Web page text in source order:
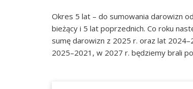
Okres 5 lat – do sumowania darowizn
bieżący i 5 lat poprzednich. Co roku
sumę darowizn z 2025 r. oraz lat
2025–2021, w 2027 r. będziemy brali